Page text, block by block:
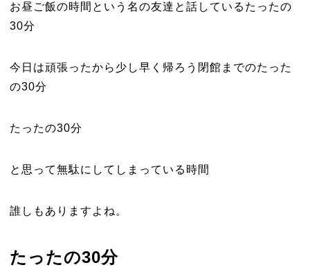
お昼ご飯の時間という名の友達と話しているたったの
30分
今日は頑張ったから少し早く帰ろう閉館までのたった
の30分
たったの30分
と思って無駄にしてしまっている時間
誰しもありますよね。
たったの30分